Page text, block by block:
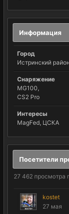
Информация
Город
Истринский район
Снаряжение
MG100,
CS2 Pro
Интересы
MagFed, ЦСКА
Посетители
27 462 просмотра
kostet
27 мая